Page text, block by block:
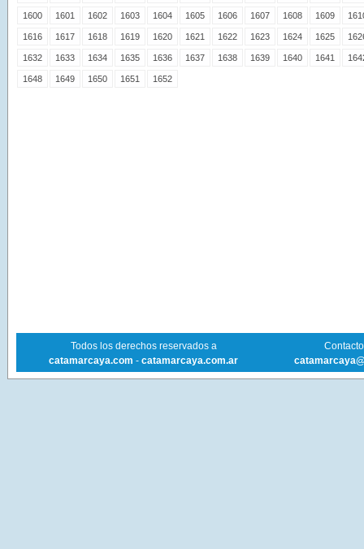
1600 1601 1602 1603 1604 1605 1606 1607 1608 1609
1616 1617 1618 1619 1620 1621 1622 1623 1624 1625
1632 1633 1634 1635 1636 1637 1638 1639 1640 1641
1648 1649 1650 1651 1652
Todos los derechos reservados a
catamarcaya.com - catamarcaya.com.ar